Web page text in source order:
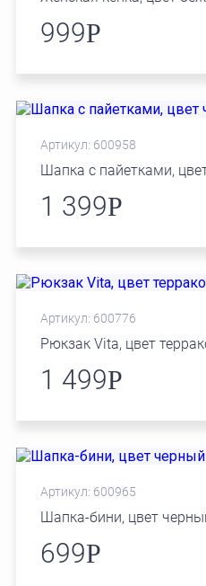
999Р
Артикул: 600958
Шапка с пайетками,
1 399Р
Артикул: 600776
Рюкзак Vita, цвет
1 499Р
Артикул: 600965
Шапка-бини, цвет
699Р